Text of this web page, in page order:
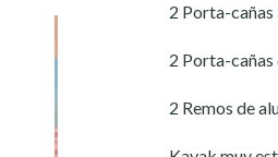
2 Porta-cañas
2 Porta-cañas
2 Remos de